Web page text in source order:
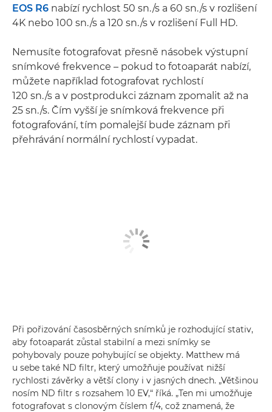
EOS R6 nabízí rychlost 50 sn./s a 60 sn./s v rozlišení
4K nebo 100 sn./s a 120 sn./s v rozlišení Full HD.
Nemusíte fotografovat přesně násobek výstupní
snímkové frekvence – pokud to fotoaparát nabízí,
můžete například fotografovat rychlostí
120 sn./s a v postprodukci záznam zpomalit až na
25 sn./s. Čím vyšší je snímková frekvence při
fotografování, tím pomalejší bude záznam při
přehrávání normální rychlostí vypadat.
Při pořizování časosběrných snímků je rozhodující stativ,
aby fotoaparát zůstal stabilní a mezi snímky se
pohybovaly pouze pohybující se objekty. Matthew má
u sebe také ND filtr, který umožňuje používat nižší
rychlosti závěrky a větší clony i v jasných dnech. „Většinou
nosím ND filtr s rozsahem 10 EV,“ říká. „Ten mi umožňuje
fotografovat s clonovým číslem f/4, což znamená, že